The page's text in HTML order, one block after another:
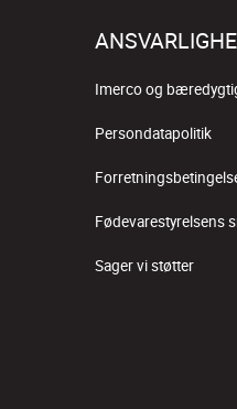
Imerco og
Persondatapolitik
Fødevarestyrelsens
Sager vi støtter